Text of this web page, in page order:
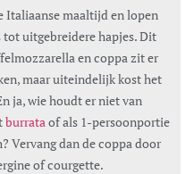
tot uitgebreidere hapjes. Dit
en coppa zit er
maar uiteindelijk kost het
ja, wie houdt er niet van
burrata of als 1-persoonportie
Vervang dan de coppa door
of courgette.